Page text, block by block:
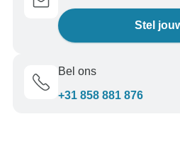
Stel
Bel ons
+31 858 881 876